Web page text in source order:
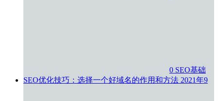
0 SEO基础
SEO优化技巧：选择一个好域名的作用和方法 2021年9